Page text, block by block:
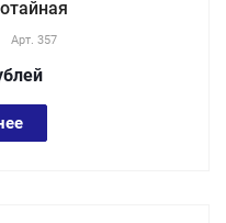
Арт. 357
лей